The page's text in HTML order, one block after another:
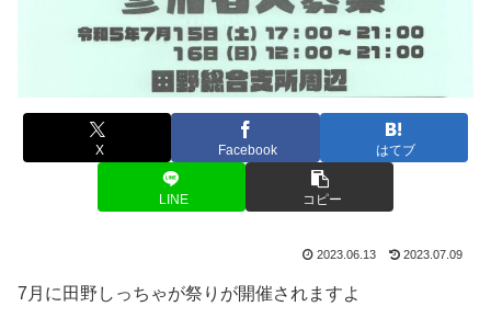
X Facebook はてブ
LINE コピー
2023.06.13 2023.07.09
7月に田野しっちゃが祭りが開催されますよ